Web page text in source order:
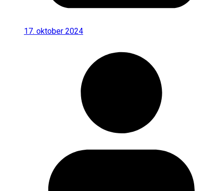
17. oktober 2024